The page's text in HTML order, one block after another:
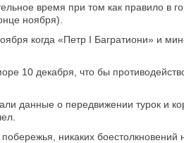
время при том как правило в
ноября).
когда «Петр I Багратиони» и
10 декабря, что бы
данные о передвижении турок и
никаких боестолкновений